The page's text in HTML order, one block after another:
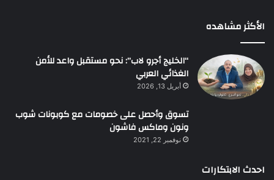
الأكثر مشاهده
“الخليج أجرو لاب”: نحو مستقبل واعد للأمن
الغذائي العربي
أبريل 13, 2026
تسوق وأحصل على خصومات مع كوبونات شوب
ونون وماكس فاشون
نوفمبر 22, 2021
احدث الابتكارات